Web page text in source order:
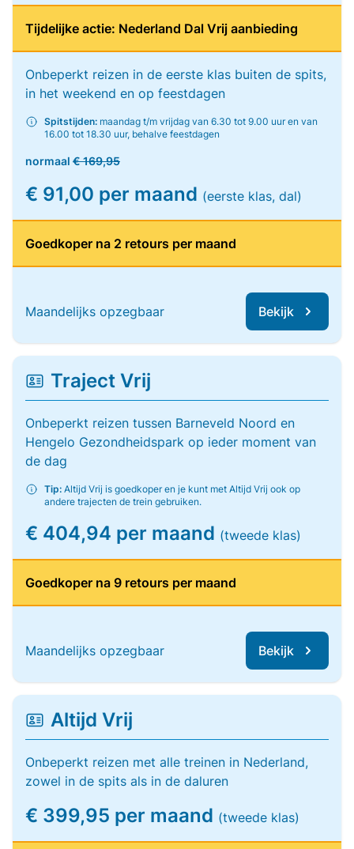
Tijdelijke actie: Nederland Dal Vrij aanbieding
Onbeperkt reizen in de eerste klas buiten de spits,
in het weekend en op feestdagen
Spitstijden: maandag t/m vrijdag van 6.30 tot 9.00 uur en van
16.00 tot 18.30 uur, behalve feestdagen
normaal € 169,95
€ 91,00 per maand (eerste klas, dal)
Goedkoper na 2 retours per maand
Maandelijks opzegbaar Bekijk
Traject Vrij
Onbeperkt reizen tussen Barneveld Noord en
Hengelo Gezondheidspark op ieder moment van
de dag
Tip: Altijd Vrij is goedkoper en je kunt met Altijd Vrij ook op
andere trajecten de trein gebruiken.
€ 404,94 per maand (tweede klas)
Goedkoper na 9 retours per maand
Maandelijks opzegbaar Bekijk
Altijd Vrij
Onbeperkt reizen met alle treinen in Nederland,
zowel in de spits als in de daluren
€ 399,95 per maand (tweede klas)